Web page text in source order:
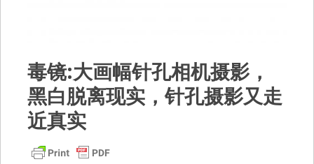
毒镜:大画幅针孔相机摄影，
黑白脱离现实，针孔摄影又走
近真实